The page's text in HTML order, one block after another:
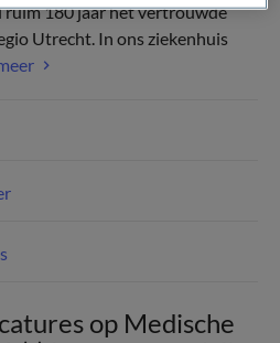
ruim 180 jaar het vertrouwde
Utrecht. In ons ziekenhuis
op Medische